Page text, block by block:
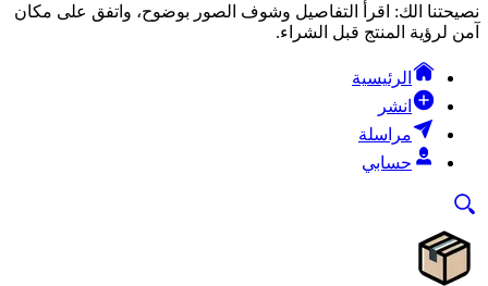
نصيحتنا الك: اقرأ التفاصيل وشوف الصور بوضوح، واتفق على مكان
آمن لرؤية المنتج قبل الشراء.
الرئيسية
انشر
مراسلة
حسابي